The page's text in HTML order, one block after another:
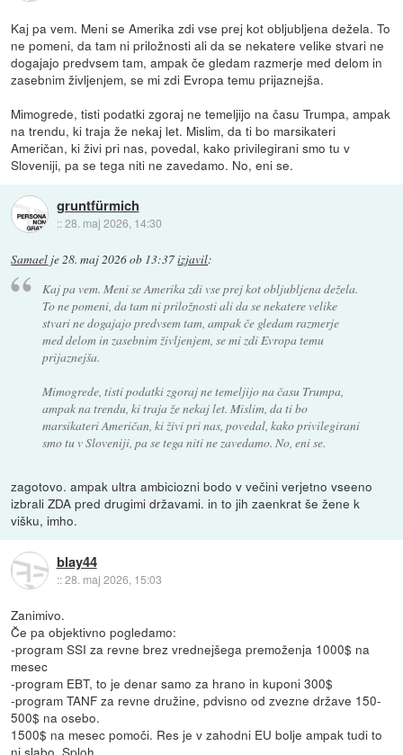
Kaj pa vem. Meni se Amerika zdi vse prej kot obljubljena dežela. To
ne pomeni, da tam ni priložnosti ali da se nekatere velike stvari ne
dogajajo predvsem tam, ampak če gledam razmerje med delom in
zasebnim življenjem, se mi zdi Evropa temu prijaznejša.
Mimogrede, tisti podatki zgoraj ne temeljijo na času Trumpa, ampak
na trendu, ki traja že nekaj let. Mislim, da ti bo marsikateri
Američan, ki živi pri nas, povedal, kako privilegirani smo tu v
Sloveniji, pa se tega niti ne zavedamo. No, eni se.
gruntfürmich
::28. maj 2026, 14:30
Samael je28. maj 2026 ob 13:37izjavil:
Kaj pa vem. Meni se Amerika zdi vse prej kot obljubljena dežela.
To ne pomeni, da tam ni priložnosti ali da se nekatere velike
stvari ne dogajajo predvsem tam, ampak če gledam razmerje
med delom in zasebnim življenjem, se mi zdi Evropa temu
prijaznejša.
Mimogrede, tisti podatki zgoraj ne temeljijo na času Trumpa,
ampak na trendu, ki traja že nekaj let. Mislim, da ti bo
marsikateri Američan, ki živi pri nas, povedal, kako privilegirani
smo tu v Sloveniji, pa se tega niti ne zavedamo. No, eni se.
zagotovo. ampak ultra ambiciozni bodo v večini verjetno vseeno
izbrali ZDA pred drugimi državami. in to jih zaenkrat še žene k
višku, imho.
blay44
::28. maj 2026, 15:03
Zanimivo.
Če pa objektivno pogledamo:
-program SSI za revne brez vrednejšega premoženja 1000$ na
mesec
-program EBT, to je denar samo za hrano in kuponi 300$
-program TANF za revne družine, pdvisno od zvezne države 150-
500$ na osebo.
1500$ na mesec pomoči. Res je v zahodni EU bolje ampak tudi to